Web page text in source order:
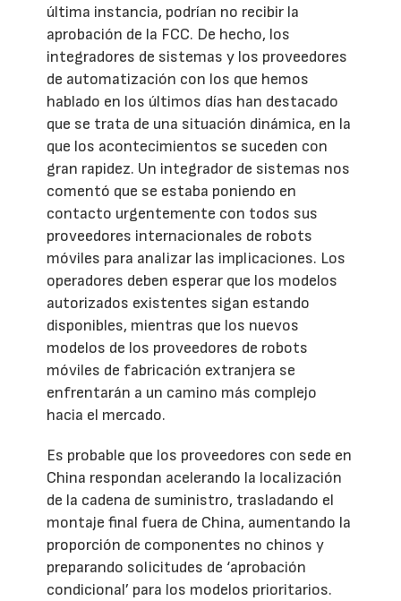
última instancia, podrían no recibir la
aprobación de la FCC. De hecho, los
integradores de sistemas y los proveedores
de automatización con los que hemos
hablado en los últimos días han destacado
que se trata de una situación dinámica, en la
que los acontecimientos se suceden con
gran rapidez. Un integrador de sistemas nos
comentó que se estaba poniendo en
contacto urgentemente con todos sus
proveedores internacionales de robots
móviles para analizar las implicaciones. Los
operadores deben esperar que los modelos
autorizados existentes sigan estando
disponibles, mientras que los nuevos
modelos de los proveedores de robots
móviles de fabricación extranjera se
enfrentarán a un camino más complejo
hacia el mercado.
Es probable que los proveedores con sede en
China respondan acelerando la localización
de la cadena de suministro, trasladando el
montaje final fuera de China, aumentando la
proporción de componentes no chinos y
preparando solicitudes de ‘aprobación
condicional’ para los modelos prioritarios.